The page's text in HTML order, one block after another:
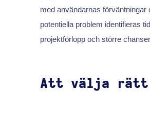
med användarnas
potentiella problem identifieras
projektförlopp och större
Att välja rätt